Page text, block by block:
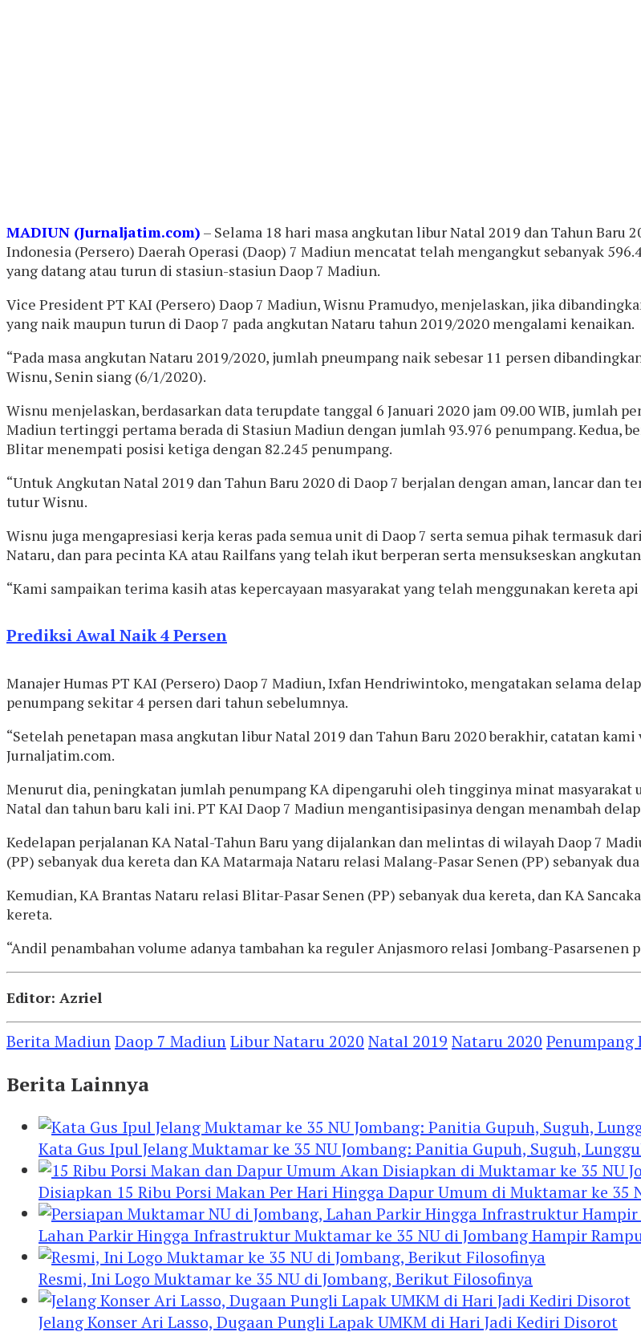
MADIUN (Jurnaljatim.com) – Selama 18 hari masa angkutan libur Natal 2019 dan Tahun Baru
Indonesia (Persero) Daerah Operasi (Daop) 7 Madiun mencatat telah mengangkut sebanyak
yang datang atau turun di stasiun-stasiun Daop 7 Madiun.
Vice President PT KAI (Persero) Daop 7 Madiun, Wisnu Pramudyo, menjelaskan, jika
yang naik maupun turun di Daop 7 pada angkutan Nataru tahun 2019/2020 mengalami kenaikan.
“Pada masa angkutan Nataru 2019/2020, jumlah pneumpang naik sebesar 11 persen
Wisnu, Senin siang (6/1/2020).
Wisnu menjelaskan, berdasarkan data terupdate tanggal 6 Januari 2020 jam 09.00 WIB, jumlah
Madiun tertinggi pertama berada di Stasiun Madiun dengan jumlah 93.976 penumpang. Kedua,
Blitar menempati posisi ketiga dengan 82.245 penumpang.
“Untuk Angkutan Natal 2019 dan Tahun Baru 2020 di Daop 7 berjalan dengan aman, lancar dan
tutur Wisnu.
Wisnu juga mengapresiasi kerja keras pada semua unit di Daop 7 serta semua pihak termasuk
Nataru, dan para pecinta KA atau Railfans yang telah ikut berperan serta mensukseskan
“Kami sampaikan terima kasih atas kepercayaan masyarakat yang telah menggunakan kereta
Prediksi Awal Naik 4 Persen
Manajer Humas PT KAI (Persero) Daop 7 Madiun, Ixfan Hendriwintoko, mengatakan selama
penumpang sekitar 4 persen dari tahun sebelumnya.
“Setelah penetapan masa angkutan libur Natal 2019 dan Tahun Baru 2020 berakhir, catatan
Jurnaljatim.com.
Menurut dia, peningkatan jumlah penumpang KA dipengaruhi oleh tingginya minat masyarakat
Natal dan tahun baru kali ini. PT KAI Daop 7 Madiun mengantisipasinya dengan menambah
Kedelapan perjalanan KA Natal-Tahun Baru yang dijalankan dan melintas di wilayah Daop 7
(PP) sebanyak dua kereta dan KA Matarmaja Nataru relasi Malang-Pasar Senen (PP) sebanyak
Kemudian, KA Brantas Nataru relasi Blitar-Pasar Senen (PP) sebanyak dua kereta, dan KA
kereta.
“Andil penambahan volume adanya tambahan ka reguler Anjasmoro relasi Jombang-Pasarsenen
Editor: Azriel
Berita MadiunDaop 7 MadiunLibur Nataru 2020 Natal 2019 Nataru 2020 Penumpang
Berita Lainnya
Kata Gus Ipul Jelang Muktamar ke 35 NU Jombang: Panitia Gupuh, Suguh,
Disiapkan 15 Ribu Porsi Makan Per Hari Hingga Dapur Umum di Muktamar ke 35
Lahan Parkir Hingga Infrastruktur Muktamar ke 35 NU di Jombang Hampir
Resmi, Ini Logo Muktamar ke 35 NU di Jombang, Berikut Filosofinya
Jelang Konser Ari Lasso, Dugaan Pungli Lapak UMKM di Hari Jadi Kediri Disorot